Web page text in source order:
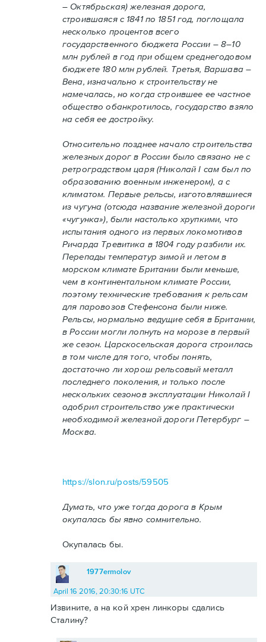
– Октябрьская) железная дорога,
строившаяся с 1841 по 1851 год, поглощала
несколько процентов всего
государственного бюджета России – 8–10
млн рублей в год при общем среднегодовом
бюджете 180 млн рублей. Третья, Варшава –
Вена, изначально к строительству не
намечалась, но когда строившее ее частное
общество обанкротилось, государство взяло
на себя ее достройку.
Относительно позднее начало строительства
железных дорог в России было связано не с
ретроградством царя (Николай I сам был по
образованию военным инженером), а с
климатом. Первые рельсы, изготовлявшиеся
из чугуна (отсюда название железной дороги
«чугунка»), были настолько хрупкими, что
испытания одного из первых локомотивов
Ричарда Тревитика в 1804 году разбили их.
Перепады температур зимой и летом в
морском климате Британии были меньше,
чем в континентальном климате России,
поэтому технические требования к рельсам
для паровозов Стефенсона были ниже.
Рельсы, нормально ведущие себя в Британии,
в России могли лопнуть на морозе в первый
же сезон. Царскосельская дорога строилась
в том числе для того, чтобы понять,
достаточно ли хорош рельсовый металл
последнего поколения, и только после
нескольких сезонов эксплуатации Николай I
одобрил строительство уже практически
необходимой железной дороги Петербург –
Москва.
https://slon.ru/posts/59505
Думать, что уже тогда дорога в Крым
окупалась бы явно сомнительно.
Окупалась бы.
1977ermolov
April 16 2016, 20:30:16 UTC
Извините, а на кой хрен линкоры сдались
Сталину?